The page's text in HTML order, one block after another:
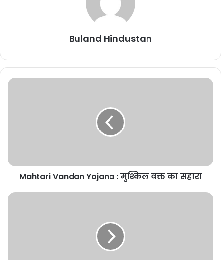
तुर्की में परफ्यूम डिपो में भीषण आग, 6 लोगों
की मौत, 1 घायल
6 और 7 मई की रात देश के सशस्त्र बलों ने पाकिस्तान और पाकिस्तान के कब्जे
वाले कश्मीर में आतंकी ठिकानों पर हमला कर दिया। घातक ड्रोन और मिसाइलों से
Buland Hindustan
india launches operation sindoor
Buland Hindustan
Mahtari Vandan Yojana : मुश्किल वक्त का सहारा